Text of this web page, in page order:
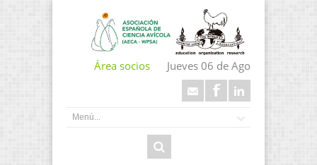
Área socios Jueves 06 de Ago